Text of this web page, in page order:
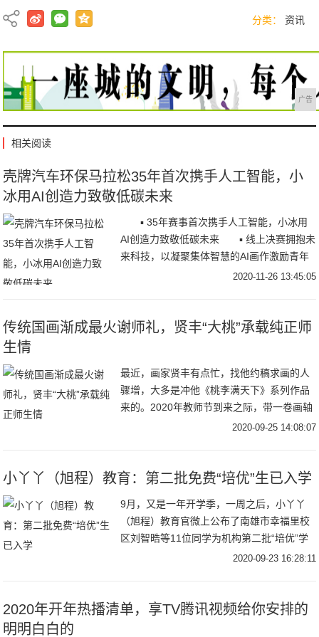
分类： 资讯
广告
相关阅读
壳牌汽车环保马拉松35年首次携手人工智能，小
冰用AI创造力致敬低碳未来
▪ 35年赛事首次携手人工智能，小冰用
AI创造力致敬低碳未来 ▪ 线上决赛拥抱未
来科技，以凝聚集体智慧的AI画作激励青年
学子持续创新 11月25日，202020-11-26 13:45:05
传统国画渐成最火谢师礼，贤丰“大桃”承载纯正师
生情
最近，画家贤丰有点忙，找他约稿求画的人
骤增，大多是冲他《桃李满天下》系列作品
来的。2020年教师节到来之际，带一卷画轴
拜访恩师，将典雅脱俗、寓意纯正的传统国
2020-09-25 14:08:07
小丫丫（旭程）教育：第二批免费“培优”生已入学
9月，又是一年开学季，一周之后，小丫丫
（旭程）教育官微上公布了南雄市幸福里校
区刘智晧等11位同学为机构第二批“培优”学
生，将免费享受一年的课程全面提升以及对
2020-09-23 16:28:11
2020年开年热播清单，享TV腾讯视频给你安排的
明明白白的